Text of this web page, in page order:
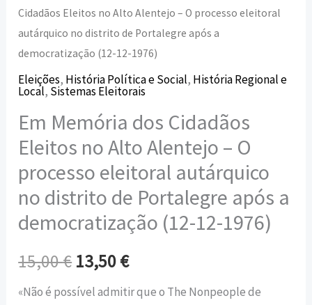
Cidadãos Eleitos no Alto Alentejo – O processo eleitoral
autárquico no distrito de Portalegre após a
democratização (12-12-1976)
Eleições, História Política e Social, História Regional e
Local, Sistemas Eleitorais
Em Memória dos Cidadãos
Eleitos no Alto Alentejo – O
processo eleitoral autárquico
no distrito de Portalegre após a
democratização (12-12-1976)
15,00€ 13,50€
«Não é possível admitir que o The Nonpeople de
a
democratização
(12-
12-
1976)